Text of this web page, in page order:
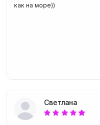
как на море))
Светлана